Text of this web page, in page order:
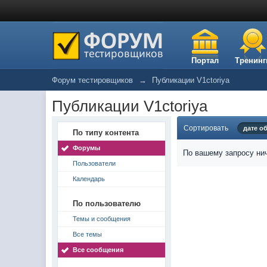
Портал
Форум тестировщиков → Публикации V1ctoriya
Публикации V1ctoriya
По типу контента
Форумы
Пользователи
Календарь
По пользователю
Темы и сообщения
Все темы
Все сообщения
Сортировать дате
По вашему запросу